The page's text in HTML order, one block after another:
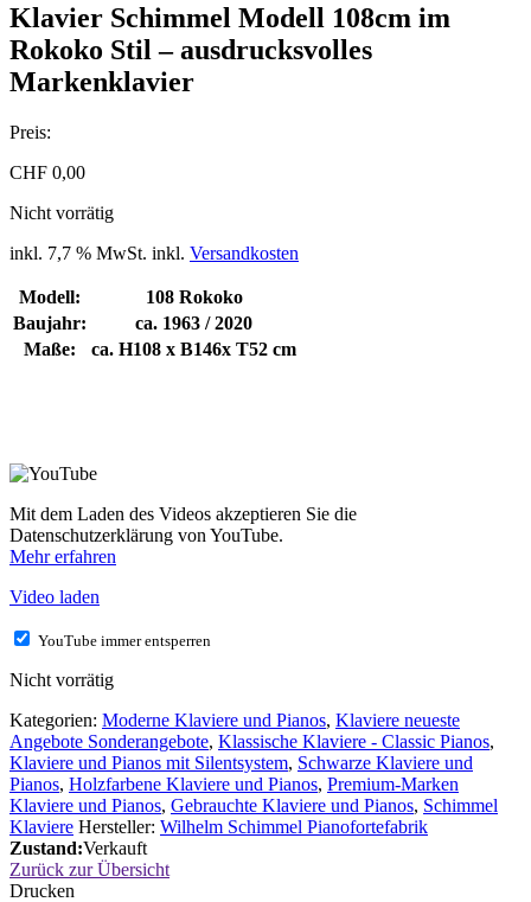
Klavier Schimmel Modell 108cm im
Rokoko Stil – ausdrucksvolles
Markenklavier
Preis:
CHF 0,00
Nicht vorrätig
inkl. 7,7 % MwSt. inkl. Versandkosten
Modell:
108 Rokoko
Baujahr:
ca. 1963 / 2020
Maße:
ca. H108 x B146x T52 cm
Mit dem Laden des Videos akzeptieren Sie die
Datenschutzerklärung von YouTube.
Mehr erfahren
Video laden
YouTube immer entsperren
Nicht vorrätig
Kategorien: Moderne Klaviere und Pianos, Klaviere neueste
Angebote Sonderangebote, Klassische Klaviere - Classic Pianos,
Klaviere und Pianos mit Silentsystem, Schwarze Klaviere und
Pianos, Holzfarbene Klaviere und Pianos, Premium-Marken
Klaviere und Pianos, Gebrauchte Klaviere und Pianos, Schimmel
Klaviere Hersteller: Wilhelm Schimmel Pianofortefabrik
Zustand:Verkauft
Zurück zur Übersicht
Drucken